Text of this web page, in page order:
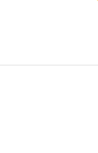
icon-text
account